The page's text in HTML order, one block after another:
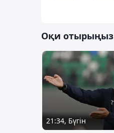
Оқи отырыңыз
21:34, Бүгін